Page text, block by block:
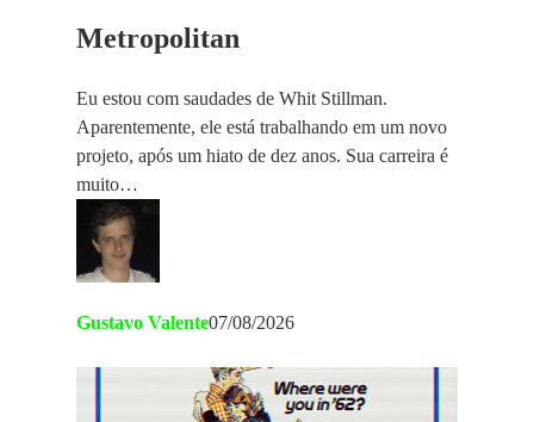
Metropolitan
Eu estou com saudades de Whit Stillman.
Aparentemente, ele está trabalhando em um novo
projeto, após um hiato de dez anos. Sua carreira é
muito…
Gustavo Valente07/08/2026